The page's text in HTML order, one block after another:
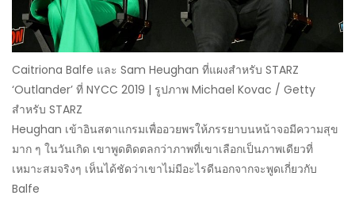
Caitriona Balfe และ Sam Heughan ที่แผงสำหรับ STARZ
‘Outlander’ ที่ NYCC 2019 | รูปภาพ Michael Kovac / Getty
สำหรับ STARZ
Heughan เข้าอินสตาแกรมเพื่ออวยพรให้ภรรยาบนหน้าจอมีความสุข
มาก ๆ ในวันเกิด เขาพูดติดตลกว่าภาพที่เขาเลือกเป็นภาพเดียวที่
เหมาะสมจริงๆ เห็นได้ชัดว่าเขาไม่มีอะไรดีนอกจากจะพูดเกี่ยวกับ
Balfe